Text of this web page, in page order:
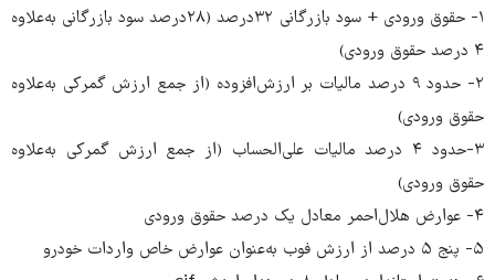
۱- حقوق ورودی + سود بازرگانی ۳۲درصد (۲۸‌درصد سود بازرگانی به‌علاوه
۴ درصد حقوق ورودی)
۲- حدود ۹ درصد مالیات بر ارزش‌افزوده (از جمع ارزش گمرکی به‌علاوه
حقوق ورودی)
۳-حدود ۴ درصد مالیات علی‌الحساب (از جمع ارزش گمرکی به‌علاوه
حقوق ورودی)
۴- عوارض هلال‌احمر معادل یک درصد حقوق ورودی
۵- پنج ۵ درصد از ارزش فوب به‌عنوان عوارض خاص واردات خودرو